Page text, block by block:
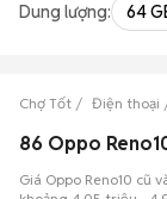
Dung lượng: 64
Chợ Tốt Điện thoại
Giá Oppo Reno10